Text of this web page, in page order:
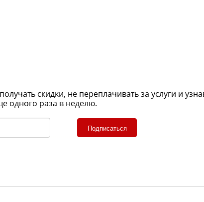
скидки, не переплачивать за услуги и
одного раза в неделю.
Подписаться